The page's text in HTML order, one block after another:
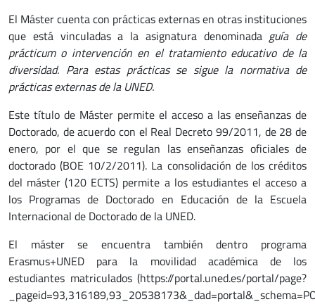
El Máster cuenta con prácticas externas en otras instituciones
que está vinculadas a la asignatura denominada guía de
prácticum o intervención en el tratamiento educativo de la
diversidad. Para estas prácticas se sigue la normativa de
prácticas externas de la UNED.
Este título de Máster permite el acceso a las enseñanzas de
Doctorado, de acuerdo con el Real Decreto 99/2011, de 28 de
enero, por el que se regulan las enseñanzas oficiales de
doctorado (BOE 10/2/2011). La consolidación de los créditos
del máster (120 ECTS) permite a los estudiantes el acceso a
los Programas de Doctorado en Educación de la Escuela
Internacional de Doctorado de la UNED.
El máster se encuentra también dentro programa
Erasmus+UNED para la movilidad académica de los
estudiantes matriculados (https://portal.uned.es/portal/page?